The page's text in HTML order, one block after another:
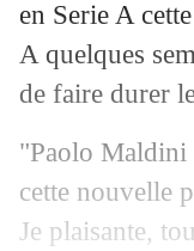
en Serie A
A quelques
de faire durer
"Paolo Maldini
cette nouvelle
Je plaisante,
22/03 OM :
22/03 Juve :
22/03 Chelsea
PSG :